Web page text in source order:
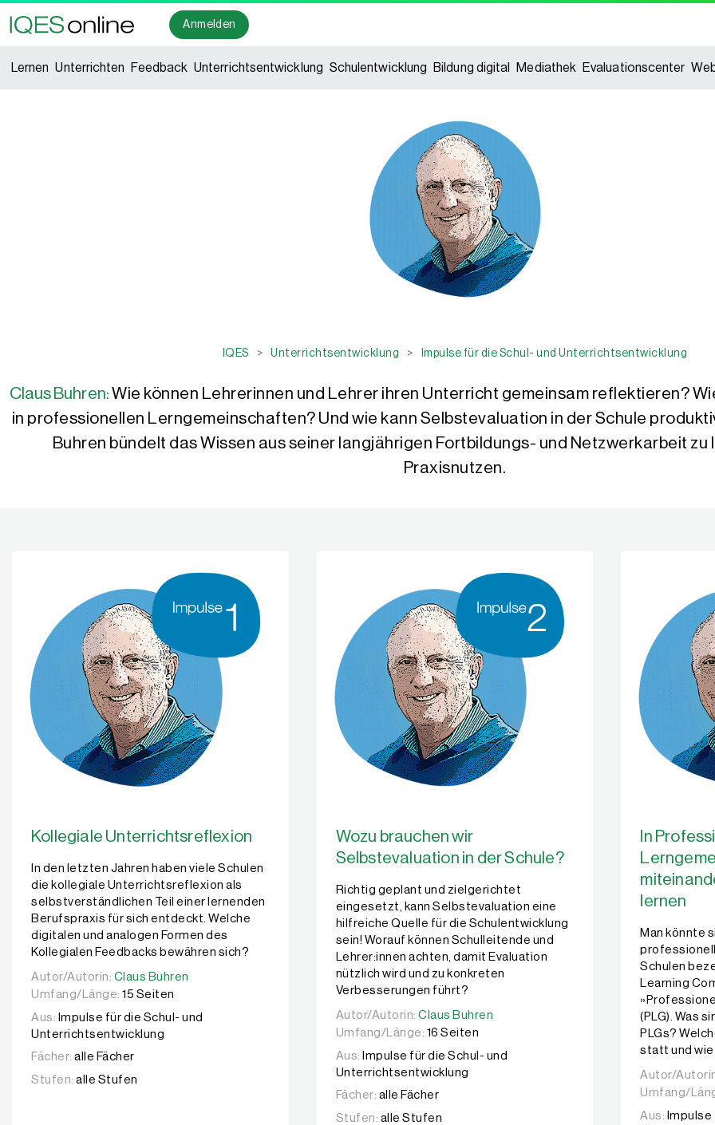
Anmelden
Lernen Unterrichten Feedback Unterrichtsentwicklung Schulentwicklung Bildung digital Mediathek Evaluationscenter
IQES > Unterrichtsentwicklung > Impulse für die Schul- und Unterrichtsentwicklung
Claus Buhren: Wie können Lehrerinnen und Lehrer ihren Unterricht gemeinsam reflektieren?
in professionellen Lerngemeinschaften? Und wie kann Selbstevaluation in der Schule
Buhren bündelt das Wissen aus seiner langjährigen Fortbildungs- und Netzwerkarbeit zu
Praxisnutzen.
Kollegiale Unterrichtsreflexion
In den letzten Jahren haben viele Schulen
die kollegiale Unterrichtsreflexion als
selbstverständlichen Teil einer lernenden
Berufspraxis für sich entdeckt. Welche
digitalen und analogen Formen des
Kollegialen Feedbacks bewähren sich?
Autor/Autorin: Claus Buhren
Autor/Autorin: Claus Buhren
Umfang/Länge: 15 Seiten
Aus: Impulse für die Schul- und
Unterrichtsentwicklung
Fächer: alle Fächer
Stufen: alle Stufen
Wozu brauchen wir
Selbstevaluation in der Schule?
Richtig geplant und zielgerichtet
eingesetzt, kann Selbstevaluation eine
hilfreiche Quelle für die Schulentwicklung
sein! Worauf können Schulleitende und
Lehrer:innen achten, damit Evaluation
nützlich wird und zu konkreten
Verbesserungen führt?
Autor/Autorin: Claus Buhren
Autor/Autorin: Claus Buhren
Umfang/Länge: 16 Seiten
Aus: Impulse für die Schul- und
Unterrichtsentwicklung
Fächer: alle Fächer
Stufen: alle Stufen
In
lernen
Man könnte
Schulen
Learning
(PLG). Was
PLGs?
statt und
Autor/
Autor/
Umfang/
Aus: Impulse